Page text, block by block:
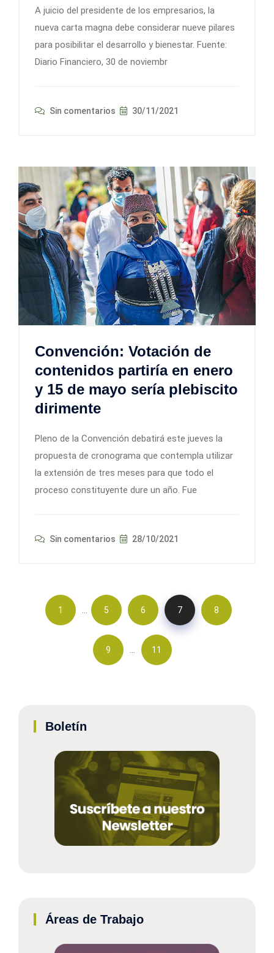
A juicio del presidente de los empresarios, la
nueva carta magna debe considerar nueve pilares
para posibilitar el desarrollo y bienestar. Fuente:
Diario Financiero, 30 de noviembr
Sin comentarios 30/11/2021
Convención: Votación de
contenidos partiría en enero
y 15 de mayo sería plebiscito
dirimente
Pleno de la Convención debatirá este jueves la
propuesta de cronograma que contempla utilizar
la extensión de tres meses para que todo el
proceso constituyente dure un año. Fue
Sin comentarios 28/10/2021
1 … 5 6 7 8
9 … 11
Boletín
Áreas de Trabajo